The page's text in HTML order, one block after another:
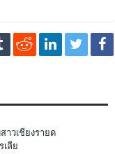
าวเชียงรายด
เลีย